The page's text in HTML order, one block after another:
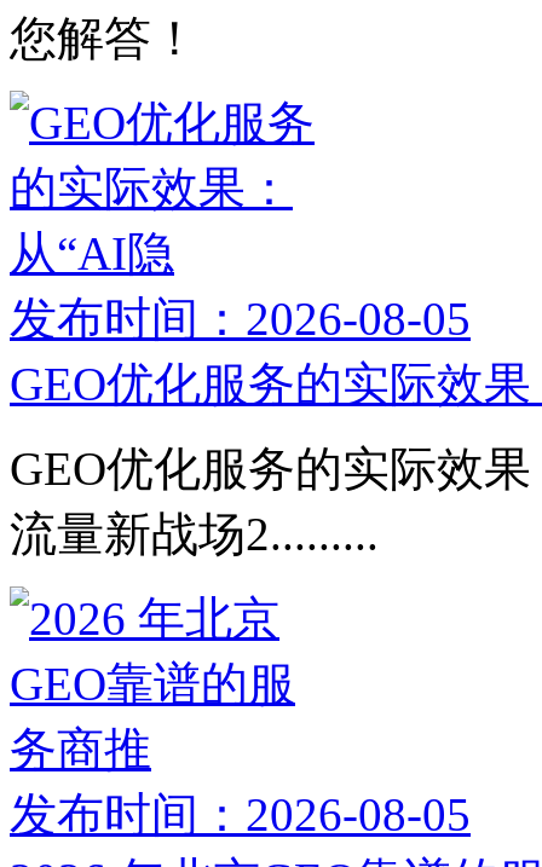
您解答！
发布时间：2026-08-05
GEO优化服务的实际效
GEO优化服务的实际效
流量新战场2.........
发布时间：2026-08-05